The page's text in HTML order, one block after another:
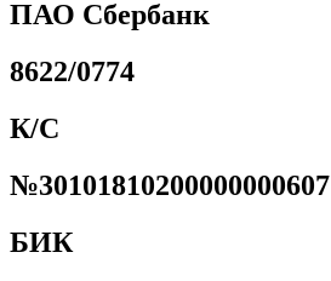
ПАО Сбербанк
8622/0774
К/С
№30101810200000000607
БИК